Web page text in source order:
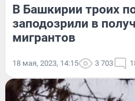
В Башкирии троих
заподозрили в
мигрантов
18 мая, 2023, 14:15 3 703